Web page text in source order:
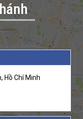
Hồ Chí Minh